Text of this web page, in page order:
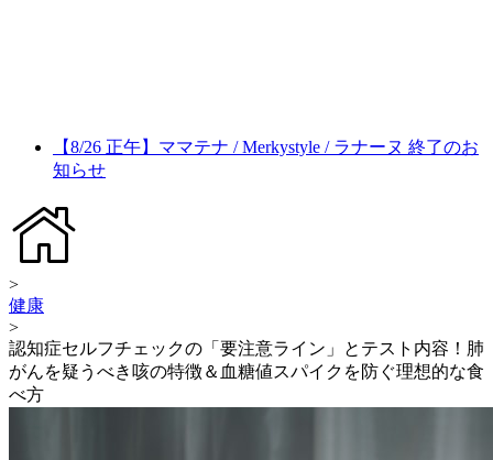
【8/26 正午】ママテナ / Merkystyle / ラナーヌ 終了のお
知らせ
>
健康
>
認知症セルフチェックの「要注意ライン」とテスト内容！肺
がんを疑うべき咳の特徴＆血糖値スパイクを防ぐ理想的な食
べ方